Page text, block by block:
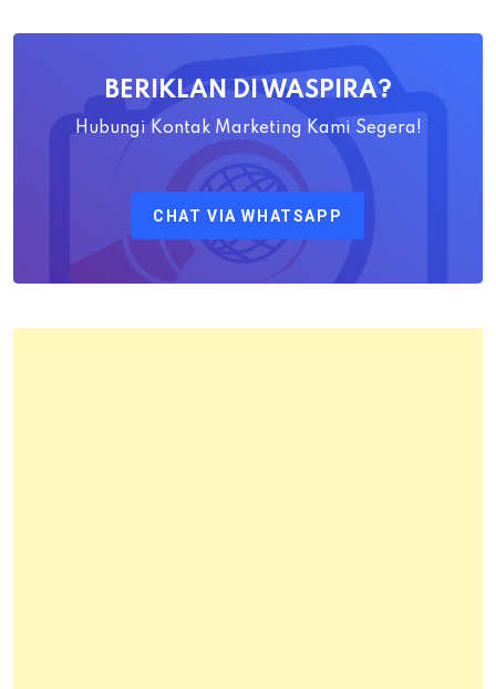
Ahadiat
Pertanahan
Kota
BERIKLAN DI WASPIRA?
Hubungi Kontak Marketing Kami Segera!
CHAT VIA WHATSAPP